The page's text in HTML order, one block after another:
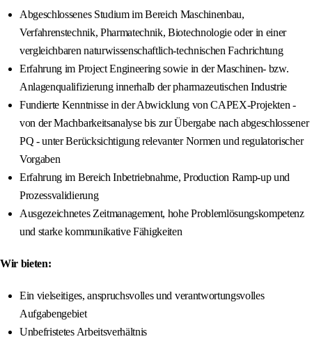
Abgeschlossenes Studium im Bereich Maschinenbau,
Verfahrenstechnik, Pharmatechnik, Biotechnologie oder in einer
vergleichbaren naturwissenschaftlich‑technischen Fachrichtung
Erfahrung im Project Engineering sowie in der Maschinen‑ bzw.
Anlagenqualifizierung innerhalb der pharmazeutischen Industrie
Fundierte Kenntnisse in der Abwicklung von CAPEX‑Projekten -
von der Machbarkeitsanalyse bis zur Übergabe nach abgeschlossener
PQ - unter Berücksichtigung relevanter Normen und regulatorischer
Vorgaben
Erfahrung im Bereich Inbetriebnahme, Production Ramp-up und
Prozessvalidierung
Ausgezeichnetes Zeitmanagement, hohe Problemlösungskompetenz
und starke kommunikative Fähigkeiten
Wir bieten:
Ein vielseitiges, anspruchsvolles und verantwortungsvolles
Aufgabengebiet
Unbefristetes Arbeitsverhältnis